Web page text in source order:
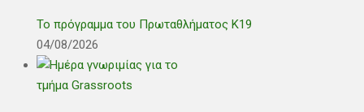
Το πρόγραμμα του Πρωταθλήματος Κ19
04/08/2026